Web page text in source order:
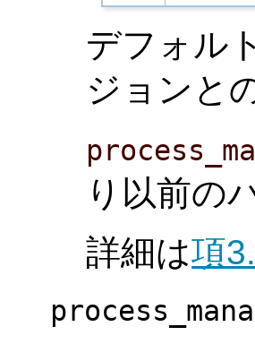
デフォル
ジョンと
り以前の
詳細は項